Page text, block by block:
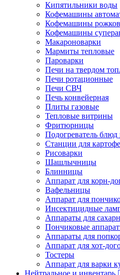
Кипятильники воды
Кофемашины
Кофемашины
Кофемашины
Макароноварки
Мармиты тепловые
Пароварки
Печи на твердом
Печи ротационные
Печи СВЧ
Печь конвейерная
Плиты газовые
Тепловые витрины
Фритюрницы
Подогреватель
Станции для
Рисоварки
Шашлычницы
Блинницы
Аппарат для корн-
Вафельницы
Аппарат для
Инсектицидные
Аппараты для
Пончиковые
Аппараты для
Аппарат для хот-
Тостеры
Аппарат для варки
Нейтральное и инвентарь